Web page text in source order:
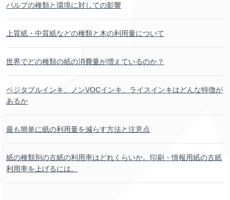
パルプの種類と環境に対しての影響
上質紙 ・ 中質紙などの種類と 木の利用量について
世界でどの種類の紙の消費量が増えているのか？
ベジタブルインキ、ノンVOCインキ、ライスインキはどんな特徴が
あるか
最も簡単に紙の利用量を減らす方法と注意点
紙の種類別の古紙の利用率はどれくらいか。 印刷 ・情報用紙の古紙
利用率を 上げるには。